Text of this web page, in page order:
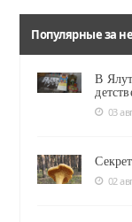
Популярные за
В
03
02